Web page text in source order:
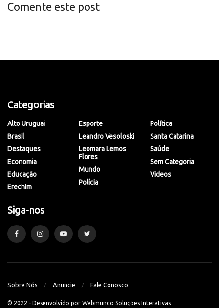
Comente este post
Categorias
Alto Uruguai
Brasil
Destaques
Economia
Educação
Erechim
Esporte
Leandro Vesoloski
Leomara Lemos
Flores
Mundo
Polícia
Política
Santa Catarina
Saúde
Sem Categoria
Videos
Siga-nos
Sobre Nós Anuncie Fale Conosco
© 2022 - Desenvolvido por Webmundo Soluções Interativas